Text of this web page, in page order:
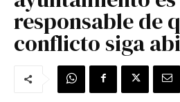
responsable de
conflicto siga